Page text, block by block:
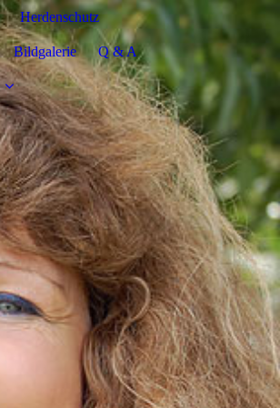
Herdenschutz
Bildgalerie Q & A